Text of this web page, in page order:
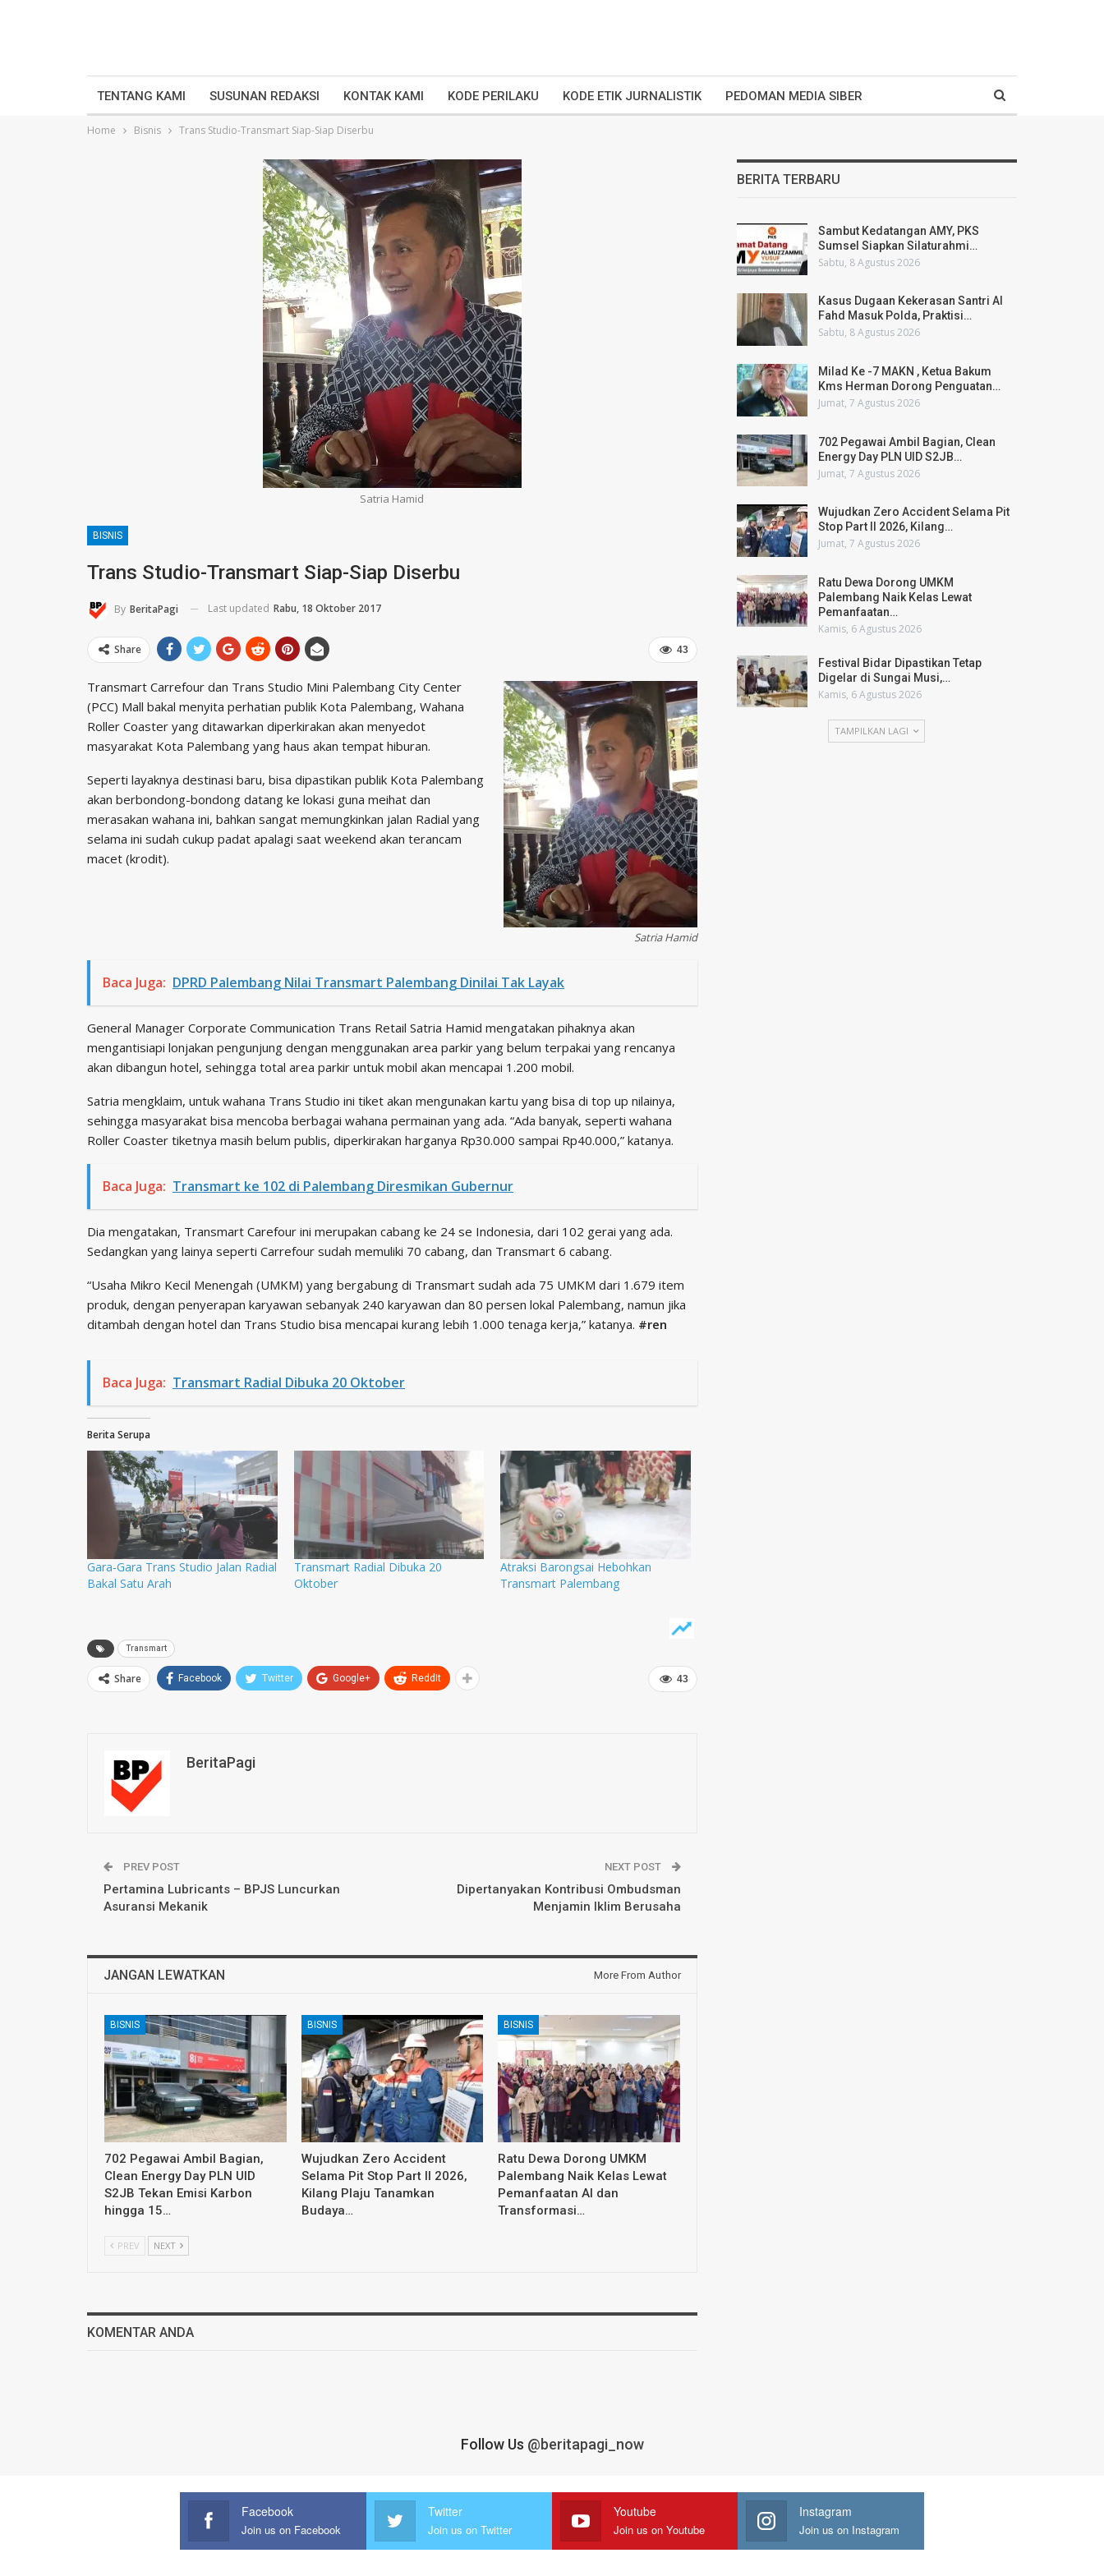
TENTANG KAMI SUSUNAN REDAKSI KONTAK KAMI KODE PERILAKU KODE ETIK JURNALISTIK PEDOMAN MEDIA SIBER
Home Bisnis Trans Studio-Transmart Siap-Siap Diserbu
Satria Hamid
BISNIS
Trans Studio-Transmart Siap-Siap Diserbu
By BeritaPagi Last updated Rabu, 18 Oktober 2017
43
Share
Satria Hamid
Transmart Carrefour dan Trans Studio Mini Palembang City Center
(PCC) Mall bakal menyita perhatian publik Kota Palembang, Wahana
Roller Coaster yang ditawarkan diperkirakan akan menyedot
masyarakat Kota Palembang yang haus akan tempat hiburan.
Seperti layaknya destinasi baru, bisa dipastikan publik Kota Palembang
akan berbondong-bondong datang ke lokasi guna meihat dan
merasakan wahana ini, bahkan sangat memungkinkan jalan Radial yang
selama ini sudah cukup padat apalagi saat weekend akan terancam
macet (krodit).
Baca Juga: DPRD Palembang Nilai Transmart Palembang Dinilai Tak Layak
General Manager Corporate Communication Trans Retail Satria Hamid mengatakan pihaknya akan
mengantisiapi lonjakan pengunjung dengan menggunakan area parkir yang belum terpakai yang rencanya
akan dibangun hotel, sehingga total area parkir untuk mobil akan mencapai 1.200 mobil.
Satria mengklaim, untuk wahana Trans Studio ini tiket akan mengunakan kartu yang bisa di top up nilainya,
sehingga masyarakat bisa mencoba berbagai wahana permainan yang ada. “Ada banyak, seperti wahana
Roller Coaster tiketnya masih belum publis, diperkirakan harganya Rp30.000 sampai Rp40.000,” katanya.
Baca Juga: Transmart ke 102 di Palembang Diresmikan Gubernur
Dia mengatakan, Transmart Carefour ini merupakan cabang ke 24 se Indonesia, dari 102 gerai yang ada.
Sedangkan yang lainya seperti Carrefour sudah memuliki 70 cabang, dan Transmart 6 cabang.
“Usaha Mikro Kecil Menengah (UMKM) yang bergabung di Transmart sudah ada 75 UMKM dari 1.679 item
produk, dengan penyerapan karyawan sebanyak 240 karyawan dan 80 persen lokal Palembang, namun jika
ditambah dengan hotel dan Trans Studio bisa mencapai kurang lebih 1.000 tenaga kerja,” katanya. #ren
Baca Juga: Transmart Radial Dibuka 20 Oktober
Berita Serupa
Gara-Gara Trans Studio Jalan Radial
Bakal Satu Arah
Transmart Radial Dibuka 20
Oktober
Atraksi Barongsai Hebohkan
Transmart Palembang
Transmart
43
Share Facebook Twitter Google+ ReddIt
BeritaPagi
PREV POST
Pertamina Lubricants – BPJS Luncurkan
Asuransi Mekanik
NEXT POST
Dipertanyakan Kontribusi Ombudsman
Menjamin Iklim Berusaha
JANGAN LEWATKAN More From Author
BISNIS
702 Pegawai Ambil Bagian,
Clean Energy Day PLN UID
S2JB Tekan Emisi Karbon
hingga 15…
BISNIS
Wujudkan Zero Accident
Selama Pit Stop Part II 2026,
Kilang Plaju Tanamkan
Budaya…
BISNIS
Ratu Dewa Dorong UMKM
Palembang Naik Kelas Lewat
Pemanfaatan AI dan
Transformasi…
PREV NEXT
KOMENTAR ANDA
BERITA TERBARU
Sambut Kedatangan AMY, PKS
Sumsel Siapkan Silaturahmi…
Sabtu, 8 Agustus 2026
Kasus Dugaan Kekerasan Santri Al
Fahd Masuk Polda, Praktisi…
Sabtu, 8 Agustus 2026
Milad Ke -7 MAKN , Ketua Bakum
Kms Herman Dorong Penguatan…
Jumat, 7 Agustus 2026
702 Pegawai Ambil Bagian, Clean
Energy Day PLN UID S2JB…
Jumat, 7 Agustus 2026
Wujudkan Zero Accident Selama Pit
Stop Part II 2026, Kilang…
Jumat, 7 Agustus 2026
Ratu Dewa Dorong UMKM
Palembang Naik Kelas Lewat
Pemanfaatan…
Kamis, 6 Agustus 2026
Festival Bidar Dipastikan Tetap
Digelar di Sungai Musi,…
Kamis, 6 Agustus 2026
TAMPILKAN LAGI
Follow Us @beritapagi_now
Facebook
Join us on Facebook
Twitter
Join us on Twitter
Youtube
Join us on Youtube
Instagram
Join us on Instagram